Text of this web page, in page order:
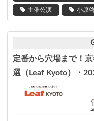
主催公演 小原
定番から穴場まで！
選（Leaf Kyoto）・